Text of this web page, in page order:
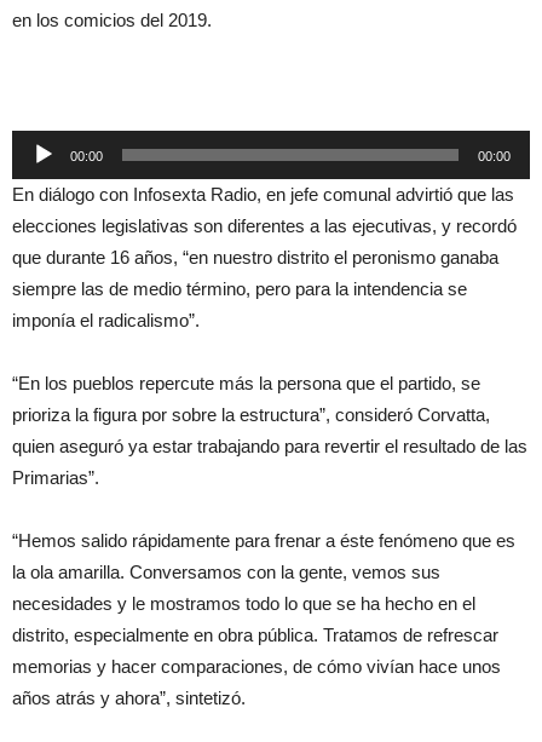
en los comicios del 2019.
Reproductor
de
audio
00:00 00:00
En diálogo con Infosexta Radio, en jefe comunal advirtió que las
elecciones legislativas son diferentes a las ejecutivas, y recordó
que durante 16 años, “en nuestro distrito el peronismo ganaba
siempre las de medio término, pero para la intendencia se
imponía el radicalismo”.
“En los pueblos repercute más la persona que el partido, se
prioriza la figura por sobre la estructura”, consideró Corvatta,
quien aseguró ya estar trabajando para revertir el resultado de las
Primarias”.
“Hemos salido rápidamente para frenar a éste fenómeno que es
la ola amarilla. Conversamos con la gente, vemos sus
necesidades y le mostramos todo lo que se ha hecho en el
distrito, especialmente en obra pública. Tratamos de refrescar
memorias y hacer comparaciones, de cómo vivían hace unos
años atrás y ahora”, sintetizó.